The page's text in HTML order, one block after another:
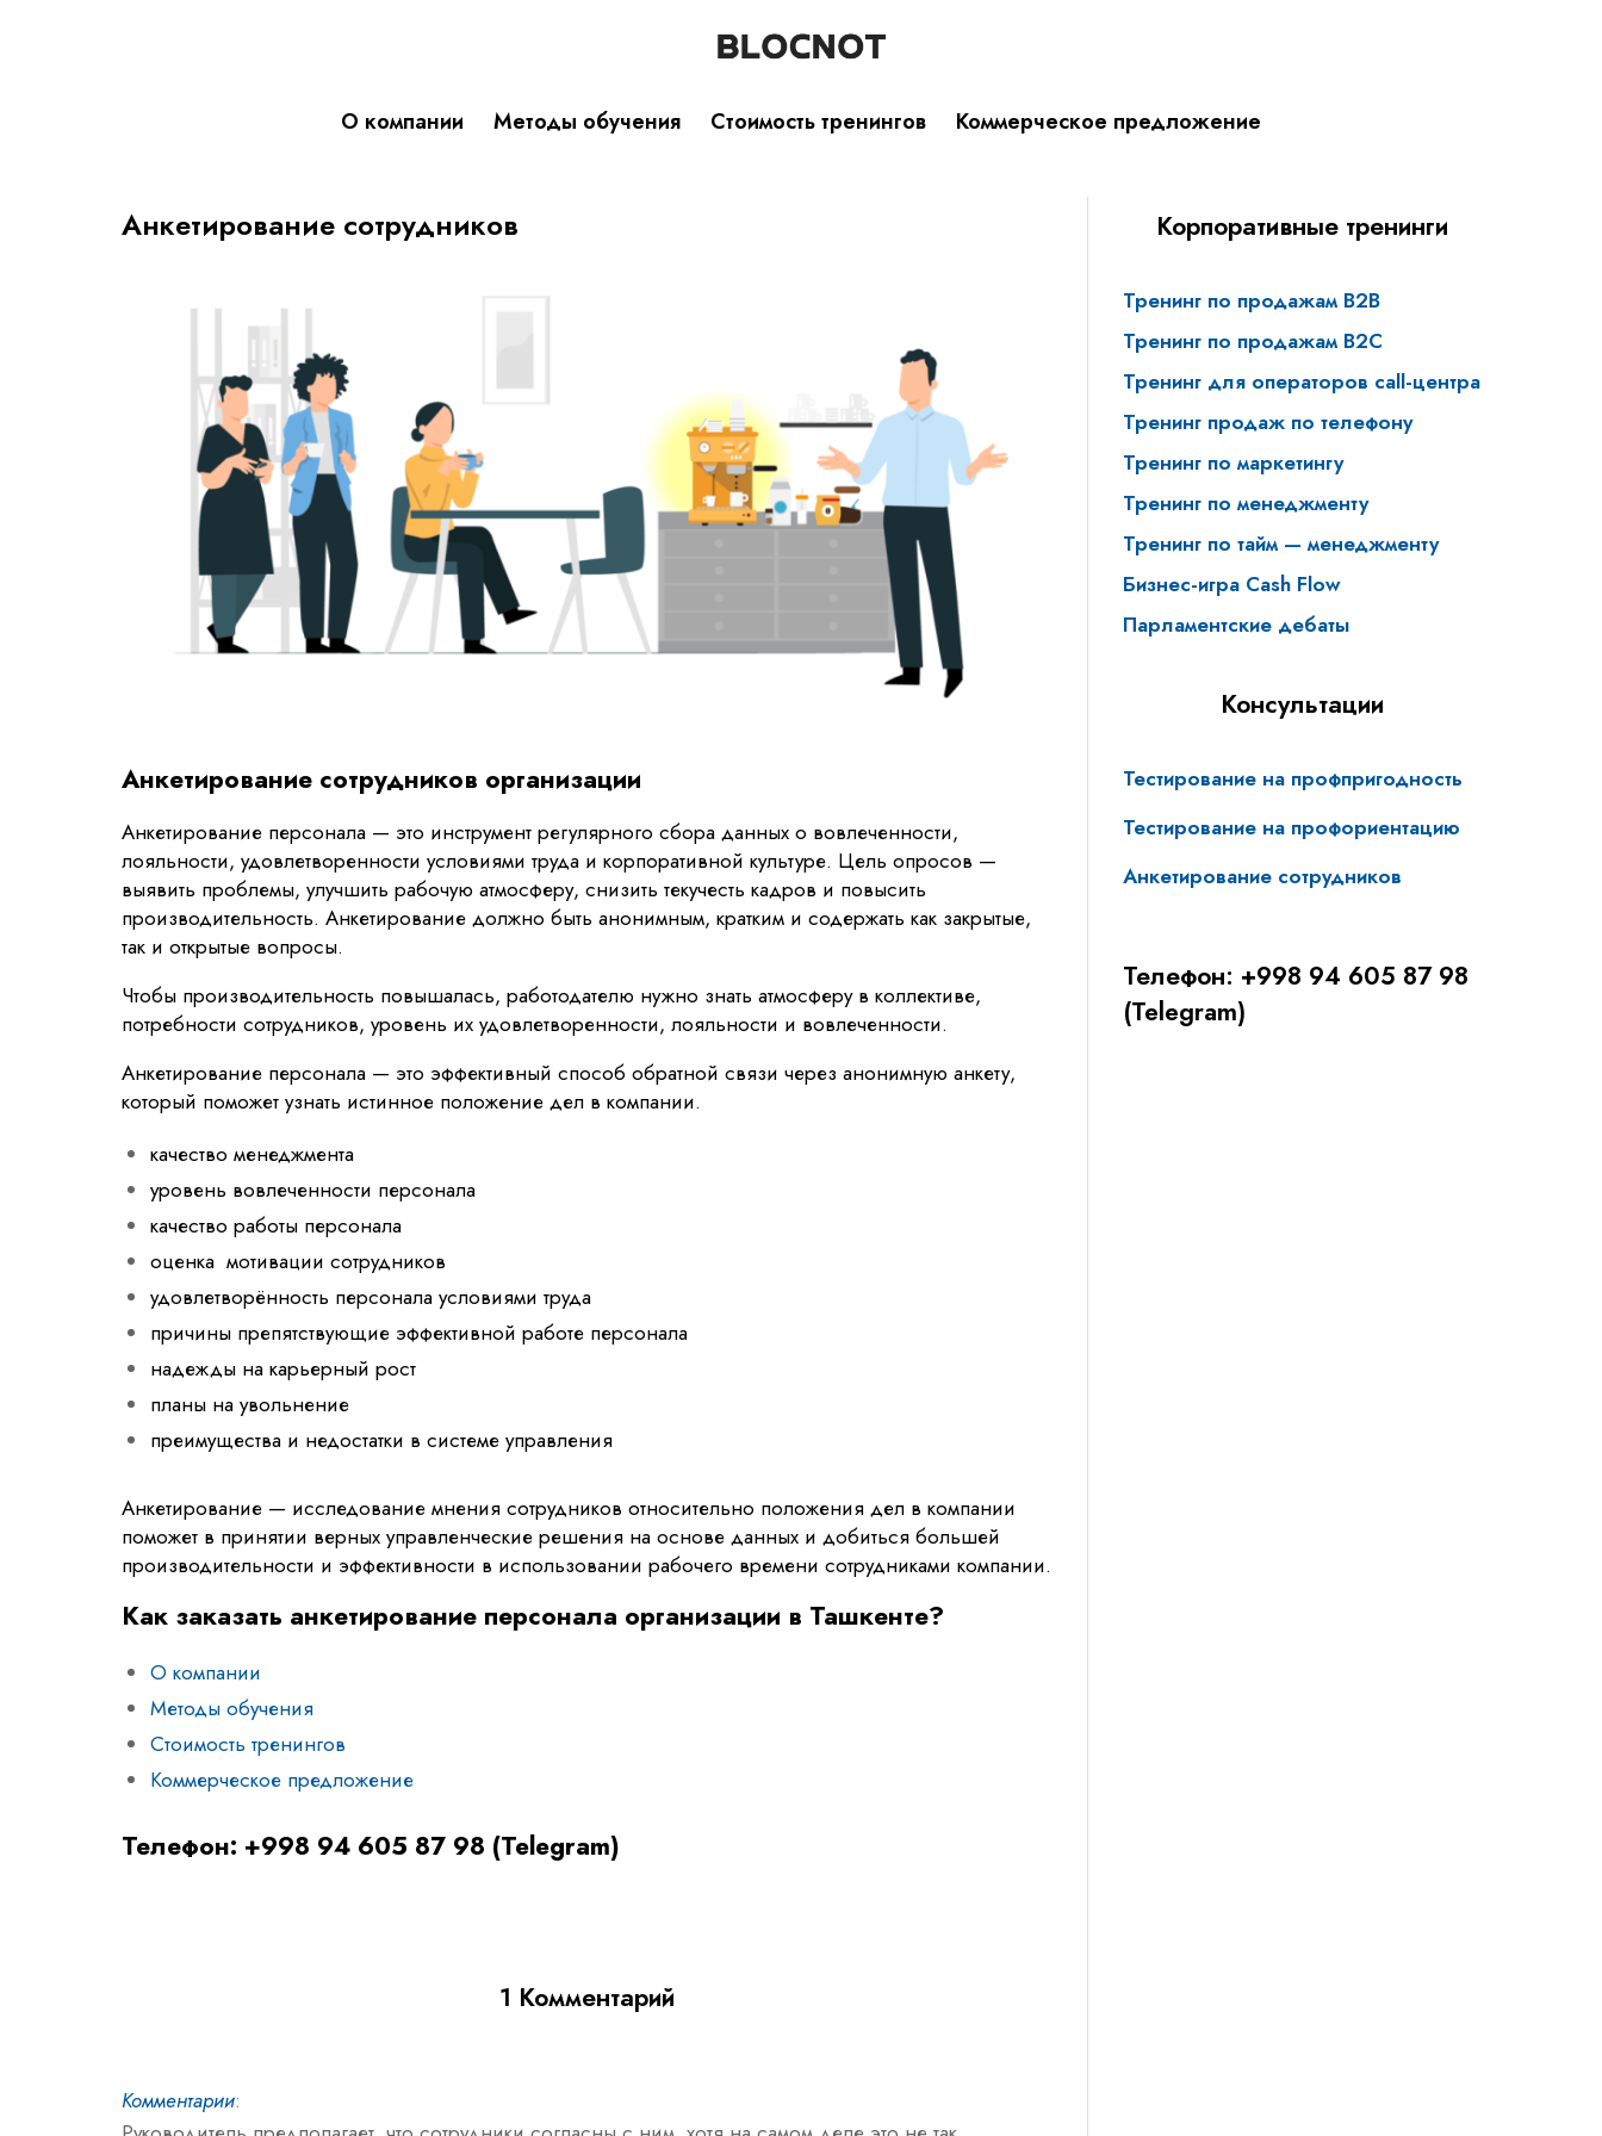
О компании Методы обучения Стоимость тренингов Коммерческое предложение
Анкетирование сотрудников
Анкетирование сотрудников организации
Анкетирование персонала — это инструмент регулярного сбора данных о вовлеченности,
лояльности, удовлетворенности условиями труда и корпоративной культуре. Цель опросов —
выявить проблемы, улучшить рабочую атмосферу, снизить текучесть кадров и повысить
производительность. Анкетирование должно быть анонимным, кратким и содержать как закрытые,
так и открытые вопросы.
Чтобы производительность повышалась, работодателю нужно знать атмосферу в коллективе,
потребности сотрудников, уровень их удовлетворенности, лояльности и вовлеченности.
Анкетирование персонала — это эффективный способ обратной связи через анонимную анкету,
который поможет узнать истинное положение дел в компании.
качество менеджмента
уровень вовлеченности персонала
качество работы персонала
оценка мотивации сотрудников
удовлетворённость персонала условиями труда
причины препятствующие эффективной работе персонала
надежды на карьерный рост
планы на увольнение
преимущества и недостатки в системе управления
Анкетирование — исследование мнения сотрудников относительно положения дел в компании
поможет в принятии верных управленческие решения на основе данных и добиться большей
производительности и эффективности в использовании рабочего времени сотрудниками компании.
Как заказать анкетирование персонала организации в Ташкенте?
О компании
Методы обучения
Стоимость тренингов
Коммерческое предложение
Телефон: +998 94 605 87 98 (Telegram)
1 Комментарий
Комментарии:
Корпоративные тренинги
Тренинг по продажам B2B
Тренинг по продажам В2С
Тренинг для операторов call-центра
Тренинг продаж по телефону
Тренинг по маркетингу
Тренинг по менеджменту
Тренинг по тайм — менеджменту
Бизнес-игра Cash Flow
Парламентские дебаты
Консультации
Тестирование на профпригодность
Тестирование на профориентацию
Анкетирование сотрудников
Телефон: +998 94 605 87 98
(Telegram)